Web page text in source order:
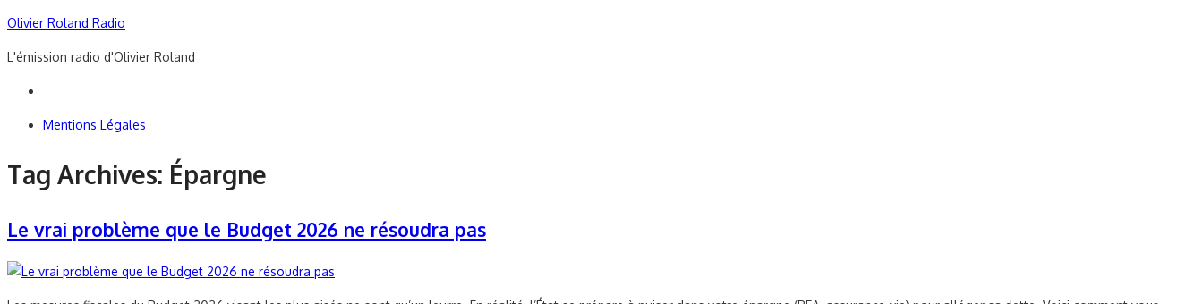
Skip
content
Olivier Roland Radio
L'émission radio d'Olivier Roland
Mentions Légales
Tag Archives: Épargne
Le vrai problème que le Budget 2026 ne résoudra pas